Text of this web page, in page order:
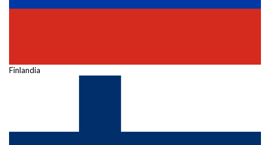
Finlandia